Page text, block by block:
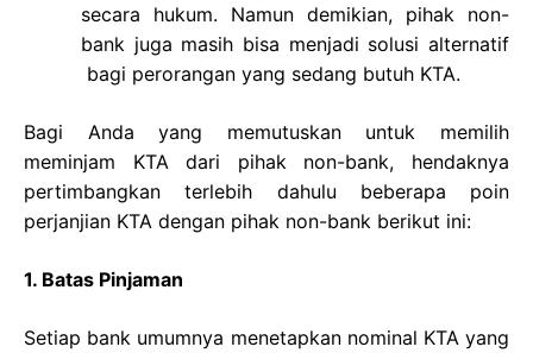
secara hukum. Namun demikian, pihak non-
bank juga masih bisa menjadi solusi alternatif
bagi perorangan yang sedang butuh KTA.
Bagi Anda yang memutuskan untuk memilih
meminjam KTA dari pihak non-bank, hendaknya
pertimbangkan terlebih dahulu beberapa poin
perjanjian KTA dengan pihak non-bank berikut ini:
1. Batas Pinjaman
Setiap bank umumnya menetapkan nominal KTA yang